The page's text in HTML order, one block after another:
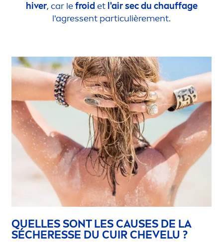
hiver, car lefroidet l'air sec du chauffage
l'agressent particulièrement.
QUELLES SONT LES CAUSES DE LA
SÉCHERESSE DU CUIR CHEVELU ?